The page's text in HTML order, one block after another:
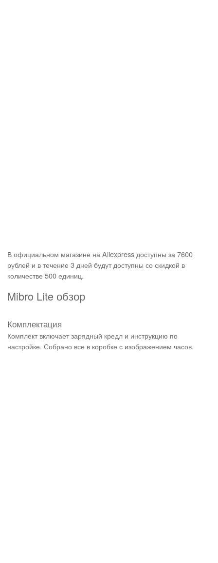
В официальном магазине на Aliexpress доступны за 7600
рублей и в течение 3 дней будут доступны со скидкой в
количестве 500 единиц.
Mibro Lite обзор
Комплектация
Комплект включает зарядный кредл и инструкцию по
настройке. Собрано все в коробке с изображением часов.